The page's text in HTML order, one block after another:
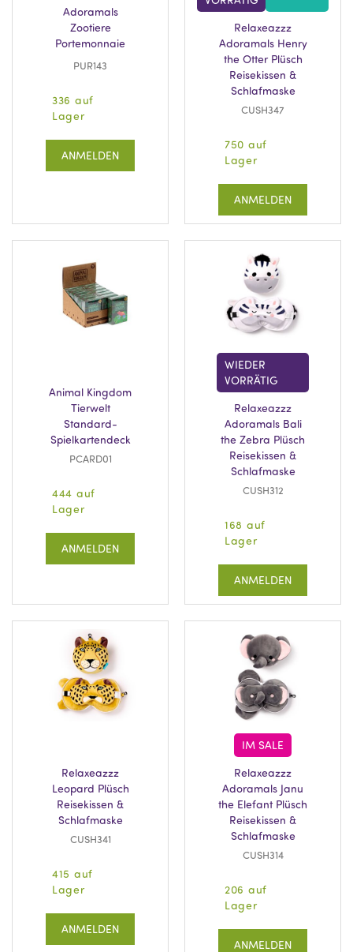
Adoramals
Zootiere
Portemonnaie
PUR143
336 auf
Lager
ANMELDEN
Relaxeazzz
Adoramals Henry
the Otter Plüsch
Reisekissen &
Schlafmaske
CUSH347
750 auf
Lager
ANMELDEN
Animal Kingdom
Tierwelt
Standard-
Spielkartendeck
PCARD01
444 auf
Lager
ANMELDEN
WIEDER
VORRÄTIG
Relaxeazzz
Adoramals Bali
the Zebra Plüsch
Reisekissen &
Schlafmaske
CUSH312
168 auf
Lager
ANMELDEN
Relaxeazzz
Leopard Plüsch
Reisekissen &
Schlafmaske
CUSH341
415 auf
Lager
ANMELDEN
IM SALE
Relaxeazzz
Adoramals Janu
the Elefant Plüsch
Reisekissen &
Schlafmaske
CUSH314
206 auf
Lager
ANMELDEN